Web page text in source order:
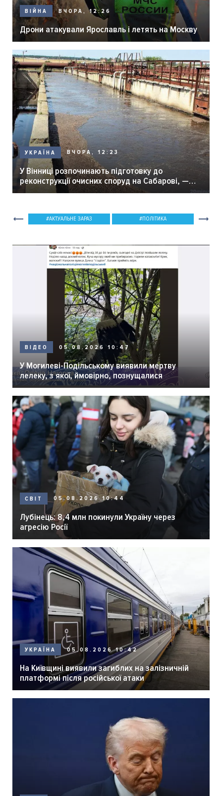
ВІЙНА ВЧОРА, 12:26
Дрони атакували Ярославль і летять на Москву
УКРАЇНА ВЧОРА, 12:23
У Вінниці розпочинають підготовку до
реконструкції очисних споруд на Сабарові, —
мер Вінниці.
АКТУАЛЬНЕ ЗАРАЗ ПОЛІТИКА
ВІДЕО 05.08.2026 10:47
У Могилеві-Подільському виявили мертву
лелеку, з якої, ймовірно, познущалися
СВІТ 05.08.2026 10:44
Лубінець: 8,4 млн покинули Україну через
агресію Росії
УКРАЇНА 05.08.2026 10:42
На Київщині виявили загиблих на залізничній
платформі після російської атаки